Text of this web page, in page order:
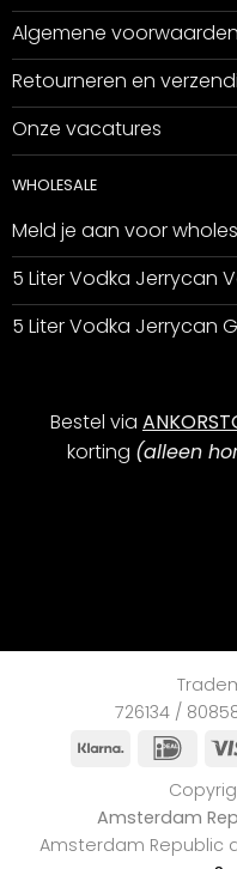
Algemene voorwaarden
Retourneren en
Onze vacatures
WHOLESALE
Meld je aan voor
5 Liter Vodka Jerrycan
5 Liter Vodka Jerrycan
Bestel via
korting (alleen
726134 /
Klarna
iDEAL
Amsterdam
Amsterdam Republic